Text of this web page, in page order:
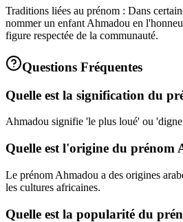
Traditions liées au prénom : Dans
nommer un enfant Ahmadou en
figure respectée de la communauté.
Questions Fréquentes
Quelle est la signification du
Ahmadou signifie 'le plus loué' ou 'digne
Quelle est l'origine du prénom
Le prénom Ahmadou a des origines
les cultures africaines.
Quelle est la popularité du